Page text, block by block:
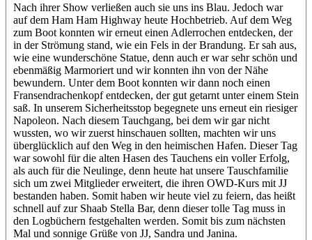
Nach ihrer Show verließen auch sie uns ins Blau. Jedoch war
auf dem Ham Ham Highway heute Hochbetrieb. Auf dem Weg
zum Boot konnten wir erneut einen Adlerrochen entdecken, der
in der Strömung stand, wie ein Fels in der Brandung. Er sah aus,
wie eine wunderschöne Statue, denn auch er war sehr schön und
ebenmäßig Marmoriert und wir konnten ihn von der Nähe
bewundern. Unter dem Boot konnten wir dann noch einen
Fransendrachenkopf entdecken, der gut getarnt unter einem Stein
saß. In unserem Sicherheitsstop begegnete uns erneut ein riesiger
Napoleon. Nach diesem Tauchgang, bei dem wir gar nicht
wussten, wo wir zuerst hinschauen sollten, machten wir uns
überglücklich auf den Weg in den heimischen Hafen. Dieser Tag
war sowohl für die alten Hasen des Tauchens ein voller Erfolg,
als auch für die Neulinge, denn heute hat unsere Tauschfamilie
sich um zwei Mitglieder erweitert, die ihren OWD-Kurs mit JJ
bestanden haben. Somit haben wir heute viel zu feiern, das heißt
schnell auf zur Shaab Stella Bar, denn dieser tolle Tag muss in
den Logbüchern festgehalten werden. Somit bis zum nächsten
Mal und sonnige Grüße von JJ, Sandra und Janina.